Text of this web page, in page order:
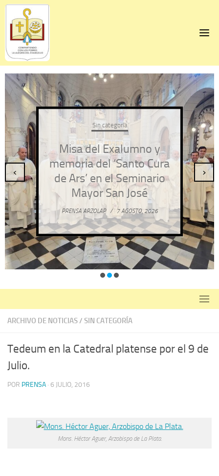
Skip
content
Sin categoría
Misa del Exalumno y
memoria del ‘Santo Cura
de Ars’ en el Seminario
Mayor San José
PRENSA ARZOLAP / 7 AGOSTO, 2026
‹ ›
ARCHIVO DE NOTICIAS/ SIN CATEGORÍA
Tedeum en la Catedral platense por el 9 de
Julio.
POR PRENSA · 6 JULIO, 2016
Mons. Héctor Aguer, Arzobispo de La Plata.